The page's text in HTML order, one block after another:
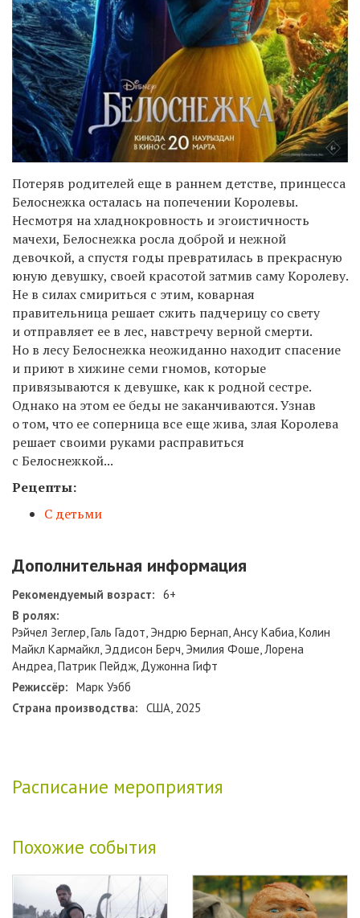
Потеряв родителей еще в раннем детстве, принцесса
Белоснежка осталась на попечении Королевы.
Несмотря на хладнокровность и эгоистичность
мачехи, Белоснежка росла доброй и нежной
девочкой, а спустя годы превратилась в прекрасную
юную девушку, своей красотой затмив саму Королеву.
Не в силах смириться с этим, коварная
правительница решает сжить падчерицу со свету
и отправляет ее в лес, навстречу верной смерти.
Но в лесу Белоснежка неожиданно находит спасение
и приют в хижине семи гномов, которые
привязываются к девушке, как к родной сестре.
Однако на этом ее беды не заканчиваются. Узнав
о том, что ее соперница все еще жива, злая Королева
решает своими руками расправиться
с Белоснежкой...
Рецепты:
С детьми
Дополнительная информация
Рекомендуемый возраст: 6+
В ролях:
Рэйчел Зеглер, Галь Гадот, Эндрю Бернап, Ансу Кабиа, Колин
Майкл Кармайкл, Эддисон Берч, Эмилия Фоше, Лорена
Андреа, Патрик Пейдж, Дужонна Гифт
Режиссёр: Марк Уэбб
Страна производства: США, 2025
Расписание мероприятия
Похожие события